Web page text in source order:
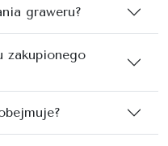
graweru?
zakupionego